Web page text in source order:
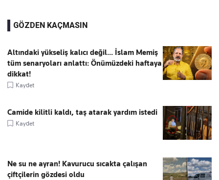
GÖZDEN KAÇMASIN
Altındaki yükseliş kalıcı değil... İslam Memiş
tüm senaryoları anlattı: Önümüzdeki haftaya
dikkat!
Kaydet
Camide kilitli kaldı, taş atarak yardım istedi
Kaydet
Ne su ne ayran! Kavurucu sıcakta çalışan
çiftçilerin gözdesi oldu